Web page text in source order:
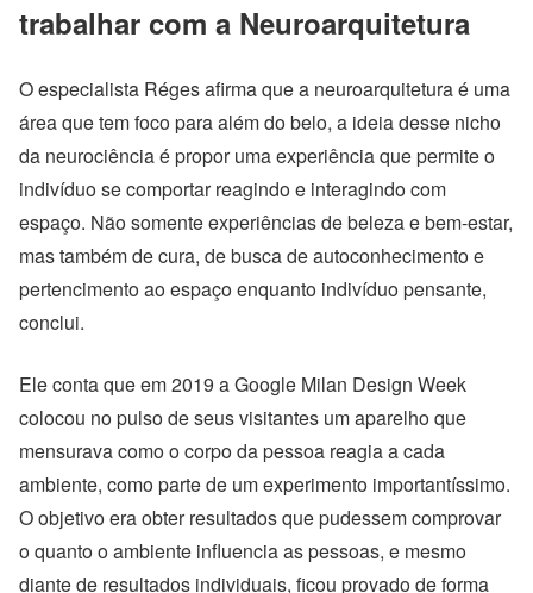
trabalhar com a Neuroarquitetura
O especialista Réges afirma que a neuroarquitetura é uma
área que tem foco para além do belo, a ideia desse nicho
da neurociência é propor uma experiência que permite o
indivíduo se comportar reagindo e interagindo com
espaço. Não somente experiências de beleza e bem-estar,
mas também de cura, de busca de autoconhecimento e
pertencimento ao espaço enquanto indivíduo pensante,
conclui.
Ele conta que em 2019 a Google Milan Design Week
colocou no pulso de seus visitantes um aparelho que
mensurava como o corpo da pessoa reagia a cada
ambiente, como parte de um experimento importantíssimo.
O objetivo era obter resultados que pudessem comprovar
o quanto o ambiente influencia as pessoas, e mesmo
diante de resultados individuais, ficou provado de forma